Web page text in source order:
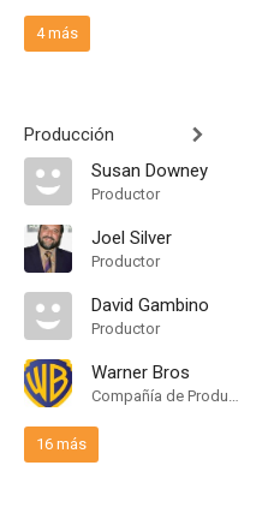
4 más
Producción
Susan Downey
Productor
Joel Silver
Productor
David Gambino
Productor
Warner Bros
Compañía de Produccion
16 más